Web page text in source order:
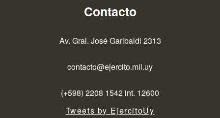
Contacto
Av. Gral. José Garibaldi 2313
contacto@ejercito.mil.uy
(+598) 2208 1542 int. 12600
Tweets by EjercitoUy